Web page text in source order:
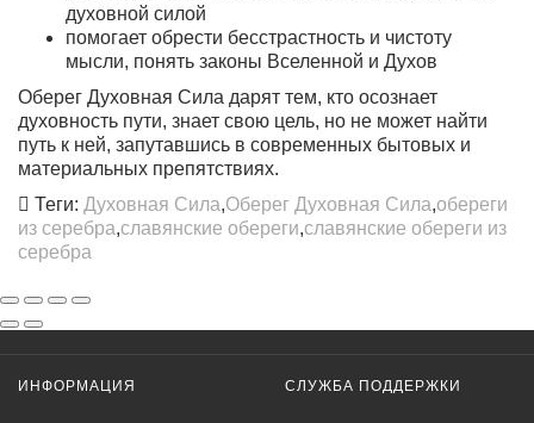
духовной силой
помогает обрести бесстрастность и чистоту
мысли, понять законы Вселенной и Духов
Оберег Духовная Сила дарят тем, кто осознает
духовность пути, знает свою цель, но не может найти
путь к ней, запутавшись в современных бытовых и
материальных препятствиях.
Теги: Духовная Сила,Оберег Духовная Сила,обереги
из серебра,славянские обереги,славянские обереги из
серебра
ИНФОРМАЦИЯ СЛУЖБА ПОДДЕРЖКИ